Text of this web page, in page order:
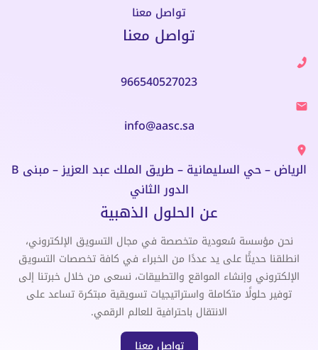
تواصل معنا
تواصل معنا
966540527023
info@aasc.sa
الرياض – حي السليمانية – طريق الملك عبد العزيز – مبنى B
الدور الثاني
عن الحلول الذهبية
نحن مؤسسة سُعودية متخصصة في مجال التسويق الإلكتروني،
انطلقنا حديثًا على يد عددًا من الخبراء في كافة تخصصات التسويق
الإلكتروني وإنشاء المواقع والتطبيقات، نسعى من خلال خبرتنا إلى
توفير حلولًا متكاملة واستراتيجيات تسويقية مبتكرة تساعد على
الانتقال باحترافية للعالم الرقمي.
تواصل معنا